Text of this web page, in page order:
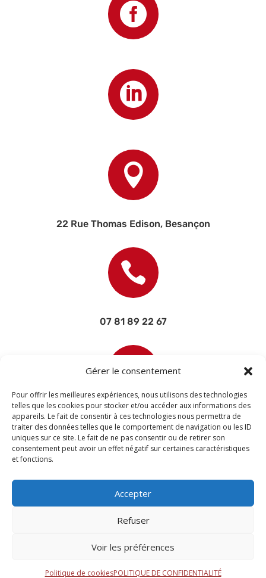
Gérer le consentement
Pour offrir les meilleures expériences, nous utilisons des technologies
telles que les cookies pour stocker et/ou accéder aux informations des
appareils. Le fait de consentir à ces technologies nous permettra de
traiter des données telles que le comportement de navigation ou les ID
uniques sur ce site. Le fait de ne pas consentir ou de retirer son
consentement peut avoir un effet négatif sur certaines caractéristiques
et fonctions.
Accepter
Refuser
Voir les préférences
Politique de cookiesPOLITIQUE DE CONFIDENTIALITÉ



22 Rue Thomas Edison, Besançon

07 81 89 22 67

contact@devisettravaux.fr
© 2026 M Development–Mentions légales